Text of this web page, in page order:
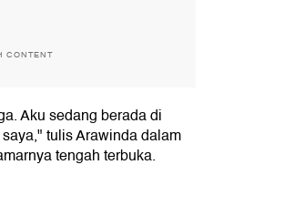
CONTENT
Aku sedang berada di
tulis Arawinda dalam
tengah terbuka.